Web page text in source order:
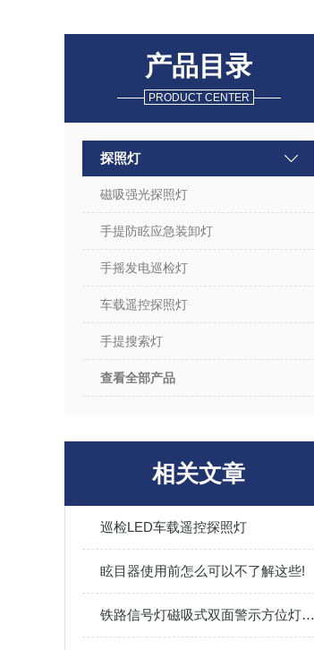
产品目录
PRODUCT CENTER
探照灯
磁吸强光探照灯
手提防眩应急装卸灯
手摇发电巡检灯
车载遥控探照灯
手提搜索灯
查看全部产品
相关文章
巡检LED车载遥控探照灯
眩目器使用前怎么可以不了解这些!
铁路信号灯磁吸式双面警示方位灯船用FL4831红闪工作灯